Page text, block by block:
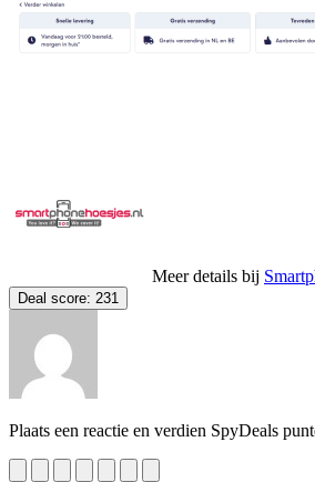
Meer details bij
Deal score: 231
Plaats een reactie en verdien SpyDeals